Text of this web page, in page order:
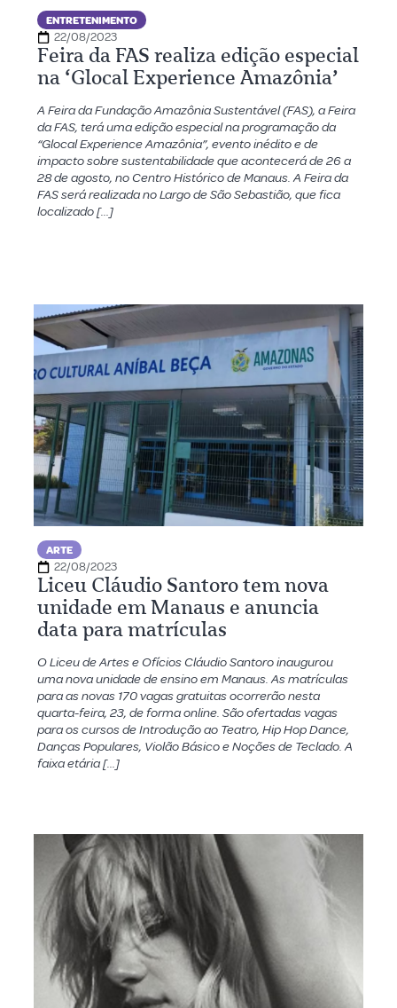
ENTRETENIMENTO
22/08/2023
Feira da FAS realiza edição especial
na ‘Glocal Experience Amazônia’
A Feira da Fundação Amazônia Sustentável (FAS), a Feira
da FAS, terá uma edição especial na programação da
“Glocal Experience Amazônia”, evento inédito e de
impacto sobre sustentabilidade que acontecerá de 26 a
28 de agosto, no Centro Histórico de Manaus. A Feira da
FAS será realizada no Largo de São Sebastião, que fica
localizado […]
ARTE
22/08/2023
Liceu Cláudio Santoro tem nova
unidade em Manaus e anuncia
data para matrículas
O Liceu de Artes e Ofícios Cláudio Santoro inaugurou
uma nova unidade de ensino em Manaus. As matrículas
para as novas 170 vagas gratuitas ocorrerão nesta
quarta-feira, 23, de forma online. São ofertadas vagas
para os cursos de Introdução ao Teatro, Hip Hop Dance,
Danças Populares, Violão Básico e Noções de Teclado. A
faixa etária […]